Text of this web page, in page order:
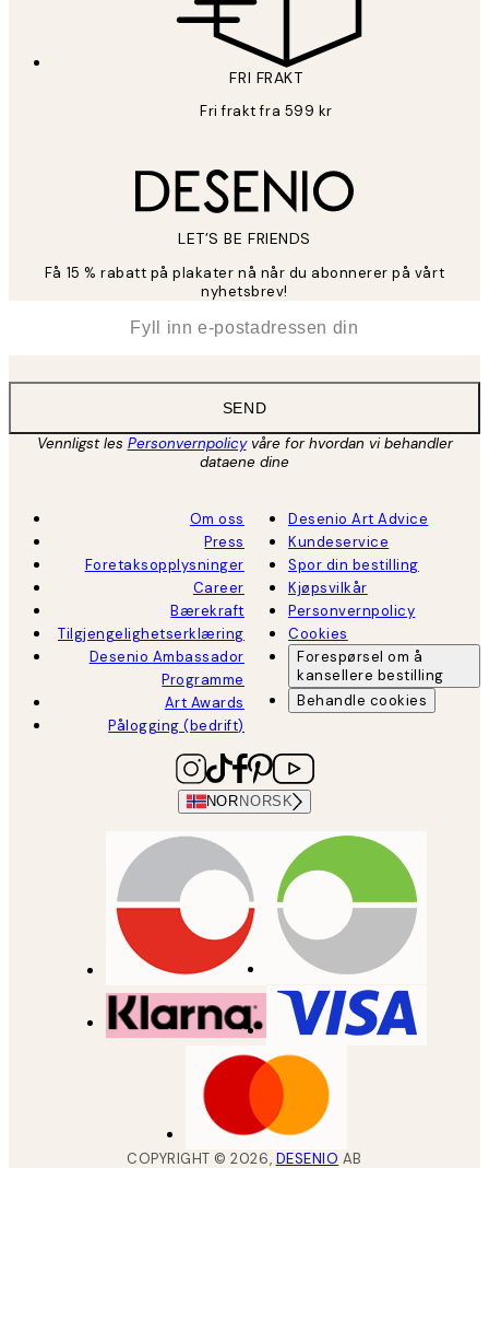
FRI FRAKT
Fri frakt fra 599 kr
LET’S BE FRIENDS
Få 15 % rabatt på plakater nå når du abonnerer på vårt
nyhetsbrev!
SEND
Vennligst les Personvernpolicyvåre for hvordan vi behandler
dataene dine
Om oss
Press
Foretaksopplysninger
Career
Bærekraft
Tilgjengelighetserklæring
Desenio Ambassador
Programme
Art Awards
Pålogging (bedrift)
Desenio Art Advice
Kundeservice
Spor din bestilling
Kjøpsvilkår
Personvernpolicy
Cookies
Forespørsel om å
kansellere bestilling
Behandle cookies
NOR NORSK
COPYRIGHT ©2026, DESENIO AB